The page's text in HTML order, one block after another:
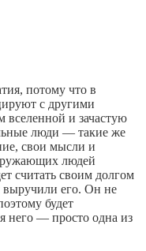
потому что в
с другими
и зачастую
люди — такие же
свои мысли и
людей
считать своим долгом
выручили его. Он не
будет
него — просто одна из